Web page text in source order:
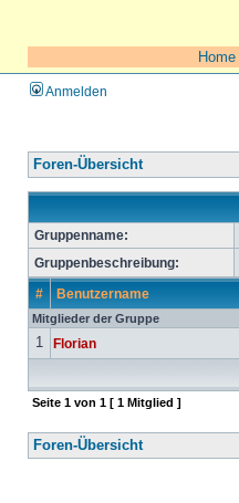
Home
Anmelden
Foren-Übersicht
Gruppenname:
Gruppenbeschreibung:
# Benutzername
Mitglieder der Gruppe
1 Florian
Seite 1 von 1 [ 1 Mitglied ]
Foren-Übersicht